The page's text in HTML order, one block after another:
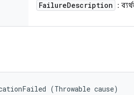
FailureDescription :
(Throwable cause)